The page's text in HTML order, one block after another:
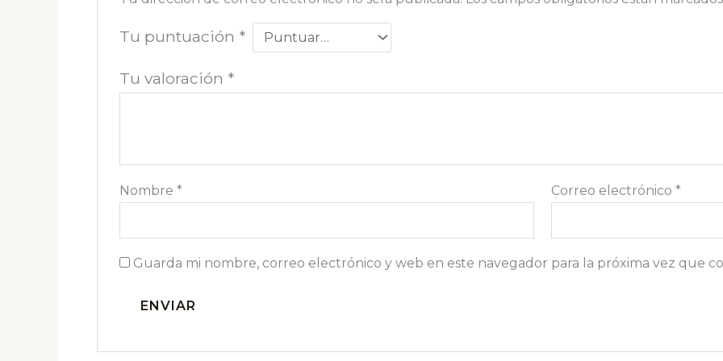
Tu puntuación *
Tu valoración *
Nombre * Correo electrónico *
Guarda mi nombre, correo electrónico y web en este navegador para la próxima vez que